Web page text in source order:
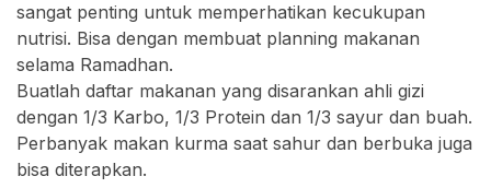
sangat penting untuk memperhatikan kecukupan
nutrisi. Bisa dengan membuat planning makanan
selama Ramadhan.
Buatlah daftar makanan yang disarankan ahli gizi
dengan 1/3 Karbo, 1/3 Protein dan 1/3 sayur dan buah.
Perbanyak makan kurma saat sahur dan berbuka juga
bisa diterapkan.